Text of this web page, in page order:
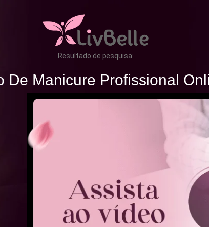
Resultado de pesquisa:
De Manicure Profissional